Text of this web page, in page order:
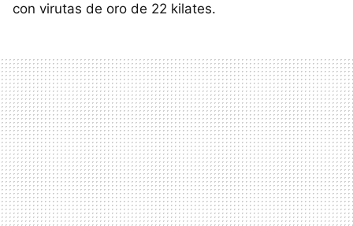
con virutas de oro de 22 kilates.